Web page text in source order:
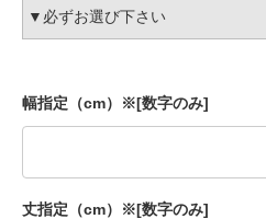
幅指定（cm）※[数字のみ]
丈指定（cm）※[数字のみ]